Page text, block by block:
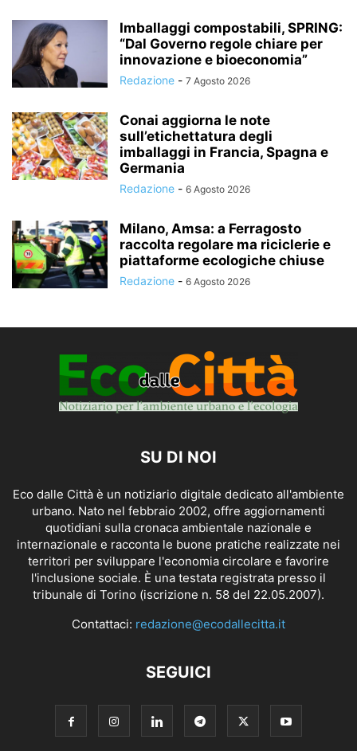
Imballaggi compostabili, SPRING:
“Dal Governo regole chiare per
innovazione e bioeconomia”
Redazione - 7 Agosto 2026
Conai aggiorna le note
sull’etichettatura degli
imballaggi in Francia, Spagna e
Germania
Redazione - 6 Agosto 2026
Milano, Amsa: a Ferragosto
raccolta regolare ma riciclerie e
piattaforme ecologiche chiuse
Redazione - 6 Agosto 2026
SU DI NOI
Eco dalle Città è un notiziario digitale dedicato all'ambiente
urbano. Nato nel febbraio 2002, offre aggiornamenti
quotidiani sulla cronaca ambientale nazionale e
internazionale e racconta le buone pratiche realizzate nei
territori per sviluppare l'economia circolare e favorire
l'inclusione sociale. È una testata registrata presso il
tribunale di Torino (iscrizione n. 58 del 22.05.2007).
Contattaci: redazione@ecodallecitta.it
SEGUICI